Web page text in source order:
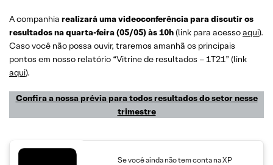
A companhia realizará uma videoconferência para discutir os
resultados na quarta-feira (05/05) às 10h(link para acessoaqui).
Caso você não possa ouvir, traremos amanhã os principais
pontos em nosso relatório “Vitrine de resultados – 1T21” (link
aqui).
Confira a nossa prévia para todos resultados do setor nesse
trimestre
Se você ainda não tem conta na XP